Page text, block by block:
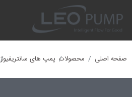
صفحه اصلی محصولات پمپ های سانتریفیوژ